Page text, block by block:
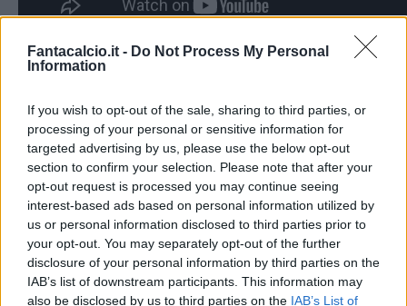
Fantacalcio.it - Do Not Process My Personal
Information
If you wish to opt-out of the sale, sharing to third parties, or
processing of your personal or sensitive information for
targeted advertising by us, please use the below opt-out
section to confirm your selection. Please note that after your
opt-out request is processed you may continue seeing
interest-based ads based on personal information utilized by
us or personal information disclosed to third parties prior to
your opt-out. You may separately opt-out of the further
disclosure of your personal information by third parties on the
IAB’s list of downstream participants. This information may
also be disclosed by us to third parties on the IAB’s List of
Redazione Fantacalcio.it